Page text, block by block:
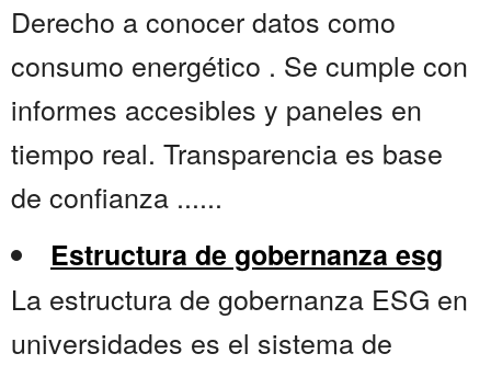
Derecho a conocer datos como
consumo energético . Se cumple con
informes accesibles y paneles en
tiempo real. Transparencia es base
de confianza ......
Estructura de gobernanza esg
La estructura de gobernanza ESG en
universidades es el sistema de